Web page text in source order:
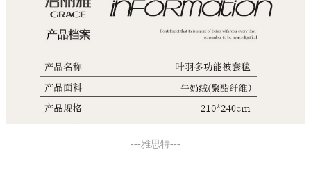
---雅思特---